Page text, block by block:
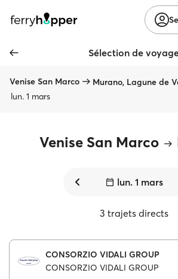
Sélection de
Venise San Marco
Murano, Lagune de
lun. 1 mars
Venise San Marco
lun. 1 mars
3 trajets directs
CONSORZIO VIDALI GROUP
CONSORZIO VIDALI GROUP